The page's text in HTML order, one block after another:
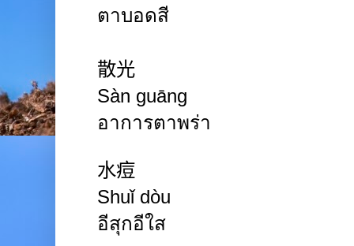
ตาบอดสี
散光
Sàn guāng
อาการตาพร่า
水痘
Shuǐ dòu
อีสุกอีใส